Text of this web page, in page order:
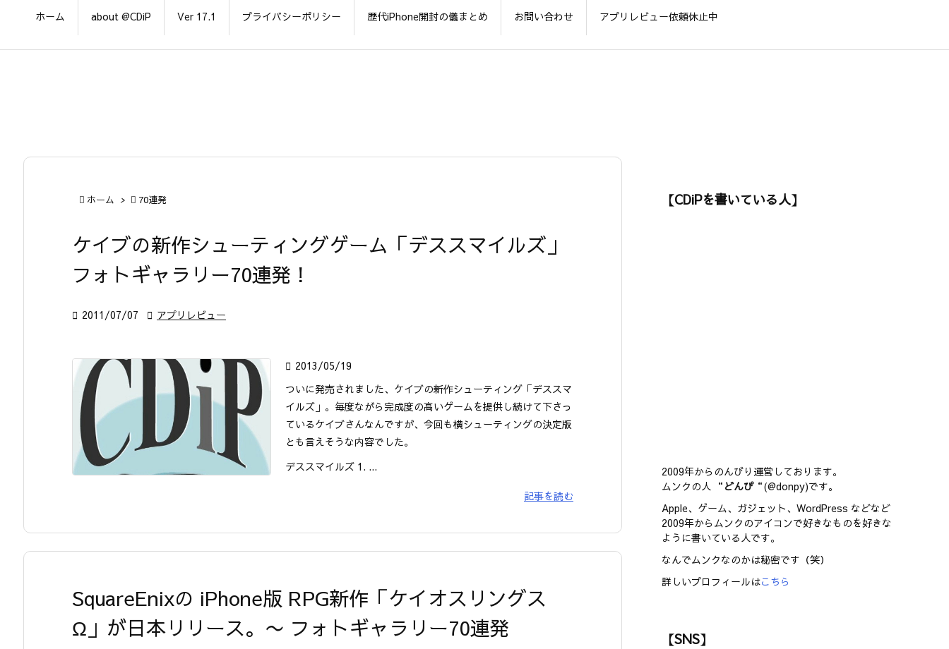
ホーム about @CDiP Ver 17.1 プライバシーポリシー 歴代iPhone開封の儀まとめ お問い合わせ アプリレビュー依頼休止中
 ホーム >  70連発
ケイブの新作シューティングゲーム「デススマイルズ」
フォトギャラリー70連発！
 2011/07/07  アプリレビュー
 2013/05/19
ついに発売されました、ケイブの新作シューティング「デススマ
イルズ」。毎度ながら完成度の高いゲームを提供し続けて下さっ
ているケイブさんなんですが、今回も横シューティングの決定版
とも言えそうな内容でした。
デススマイルズ 1. ...
記事を読む
SquareEnixの iPhone版 RPG新作「ケイオスリングス
Ω」が日本リリース。〜 フォトギャラリー70連発
【CDiPを書いている人】
2009年からのんびり運営しております。
ムンクの人 “ どんぴ“(@donpy)です。
Apple、ゲーム、ガジェット、WordPress などなど
2009年からムンクのアイコンで好きなものを好きな
ように書いている人です。
なんでムンクなのかは秘密です（笑）
詳しいプロフィールはこちら
【SNS】